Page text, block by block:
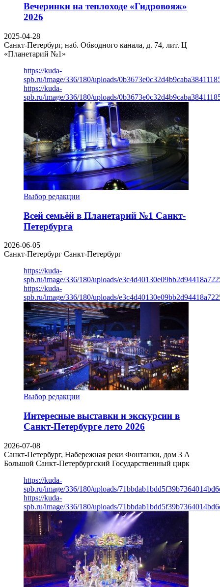
Вечеринки на теплоходе «Гидровояж»
2026
2025-04-28
Санкт-Петербург, наб. Обводного канала, д. 74, лит. Ц
«Планетарий №1»
https://kuda-
spb.ru/image/336/180/uploads/
https://kuda-
spb.ru/image/336/180/uploads/
Выбор редакции
Всей семьёй в Планетарий №1 Санкт-
Петербурга
2026-06-05
Санкт-Петербург Санкт-Петербург
https://kuda-
spb.ru/image/336/180/uploads/
https://kuda-
spb.ru/image/336/180/uploads/
Выбор редакции
Интересные выставки и экскурсии в
Санкт-Петербурге лето 2026
2026-07-08
Санкт-Петербург, Набережная реки Фонтанки, дом 3 А
Большой Санкт-Петербургский Государственный цирк
https://kuda-
spb.ru/image/336/180/uploads/
https://kuda-
spb.ru/image/336/180/uploads/